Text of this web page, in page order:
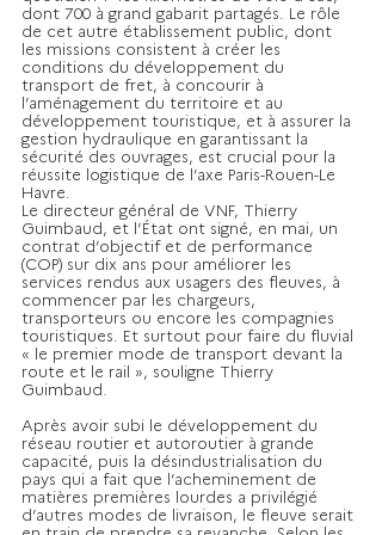
dont 700 à grand gabarit partagés. Le rôle
de cet autre établissement public, dont
les missions consistent à créer les
conditions du développement du
transport de fret, à concourir à
l’aménagement du territoire et au
développement touristique, et à assurer la
gestion hydraulique en garantissant la
sécurité des ouvrages, est crucial pour la
réussite logistique de l’axe Paris-Rouen-Le
Havre.
Le directeur général de VNF, Thierry
Guimbaud, et l’État ont signé, en mai, un
contrat d’objectif et de performance
(COP) sur dix ans pour améliorer les
services rendus aux usagers des fleuves, à
commencer par les chargeurs,
transporteurs ou encore les compagnies
touristiques. Et surtout pour faire du fluvial
« le premier mode de transport devant la
route et le rail », souligne Thierry
Guimbaud.
Après avoir subi le développement du
réseau routier et autoroutier à grande
capacité, puis la désindustrialisation du
pays qui a fait que l’acheminement de
matières premières lourdes a privilégié
d’autres modes de livraison, le fleuve serait